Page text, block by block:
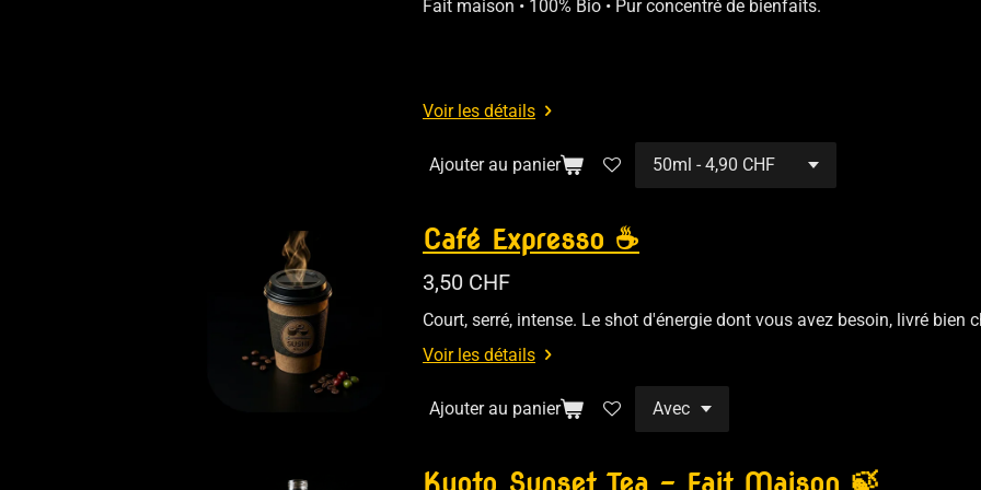
Fait maison • 100% Bio • Pur concentré de bienfaits.
Voir les détails
Ajouter au panier
Café Expresso ☕️
3,50 CHF
Court, serré, intense. Le shot d'énergie dont vous avez besoin, livré bien
Voir les détails
Ajouter au panier
Kyoto Sunset Tea – Fait Maison 🍃